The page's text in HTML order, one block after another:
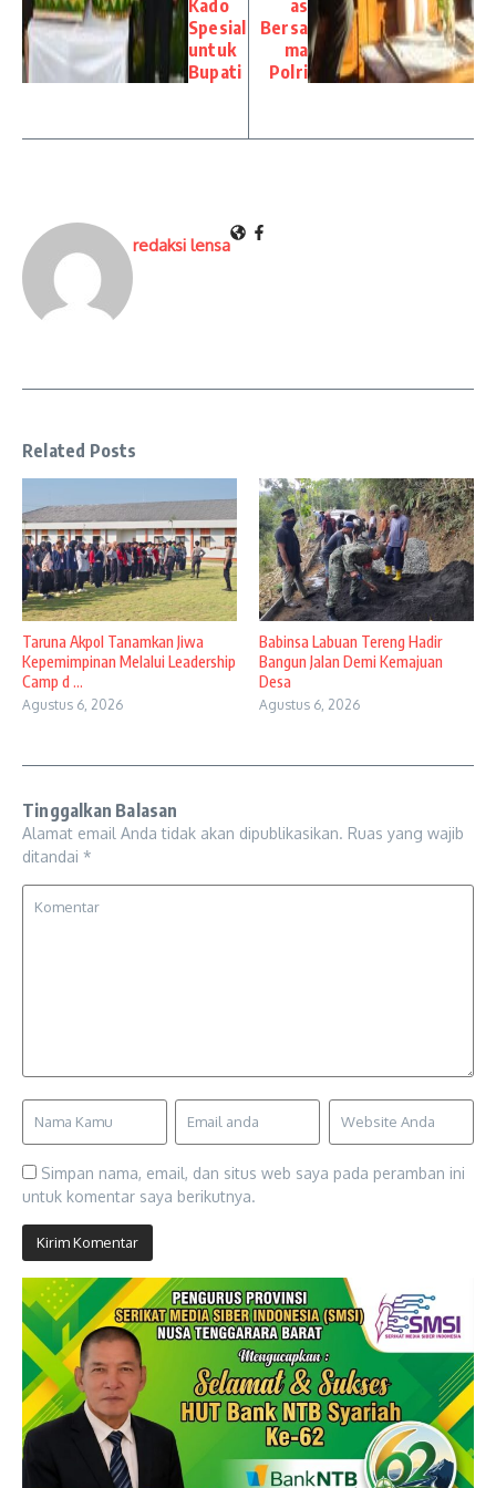
Kado
Spesial
untuk
Bupati
as
Bersa
ma
Polri
redaksi lensa
Related Posts
Taruna Akpol Tanamkan Jiwa
Kepemimpinan Melalui Leadership
Camp d ...
Agustus 6, 2026
Babinsa Labuan Tereng Hadir
Bangun Jalan Demi Kemajuan
Desa
Agustus 6, 2026
Tinggalkan Balasan
Alamat email Anda tidak akan dipublikasikan. Ruas yang wajib
ditandai *
Simpan nama, email, dan situs web saya pada peramban ini
untuk komentar saya berikutnya.